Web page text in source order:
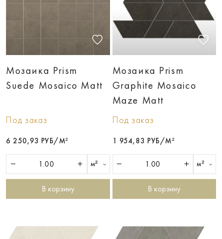
Мозаика Prism
Suede Mosaico Matt
Под заказ
6 250,93 РУБ/М²
м²
В корзину
Мозаика Prism
Graphite Mosaico
Maze Matt
Под заказ
1 954,83 РУБ/М²
м²
В корзину